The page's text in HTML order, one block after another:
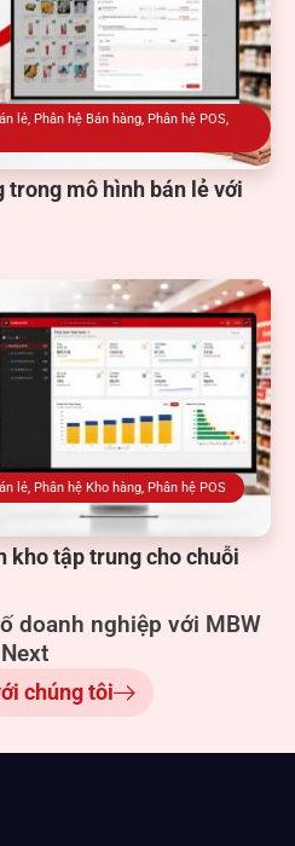
lẻ Phân hệ Bán hàng Phân hệ POS
mô hình bán lẻ với
lẻ Phân hệ Kho hàng Phân hệ POS
kho tập trung cho chuỗi
doanh nghiệp với MBW
Next
chúng tôi